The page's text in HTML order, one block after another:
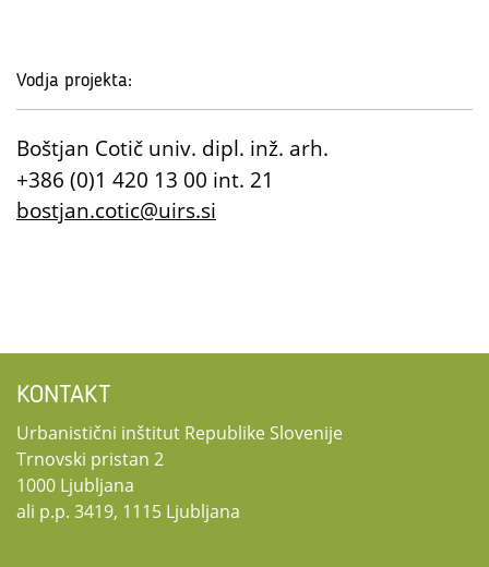
Vodja projekta:
Boštjan Cotič univ. dipl. inž. arh.
+386 (0)1 420 13 00 int. 21
bostjan.cotic@uirs.si
KONTAKT
Urbanistični inštitut Republike Slovenije
Trnovski pristan 2
1000 Ljubljana
ali p.p. 3419, 1115 Ljubljana